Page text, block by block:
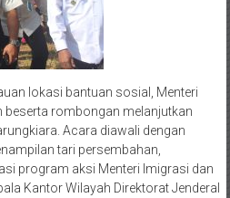
lokasi bantuan sosial, Menteri
beserta rombongan melanjutkan
Acara diawali dengan
tari persembahan,
program aksi Menteri Imigrasi dan
Kantor Wilayah Direktorat Jenderal